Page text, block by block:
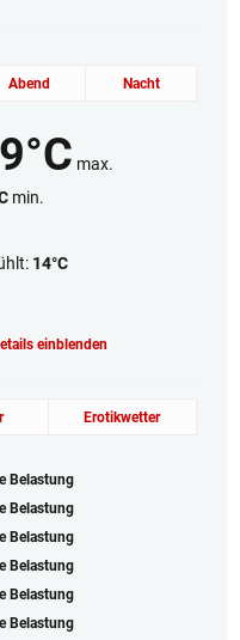
Abend Nacht
max.
min.
14°C
einblenden
Erotikwetter
Belastung
Belastung
Belastung
Belastung
Belastung
Belastung